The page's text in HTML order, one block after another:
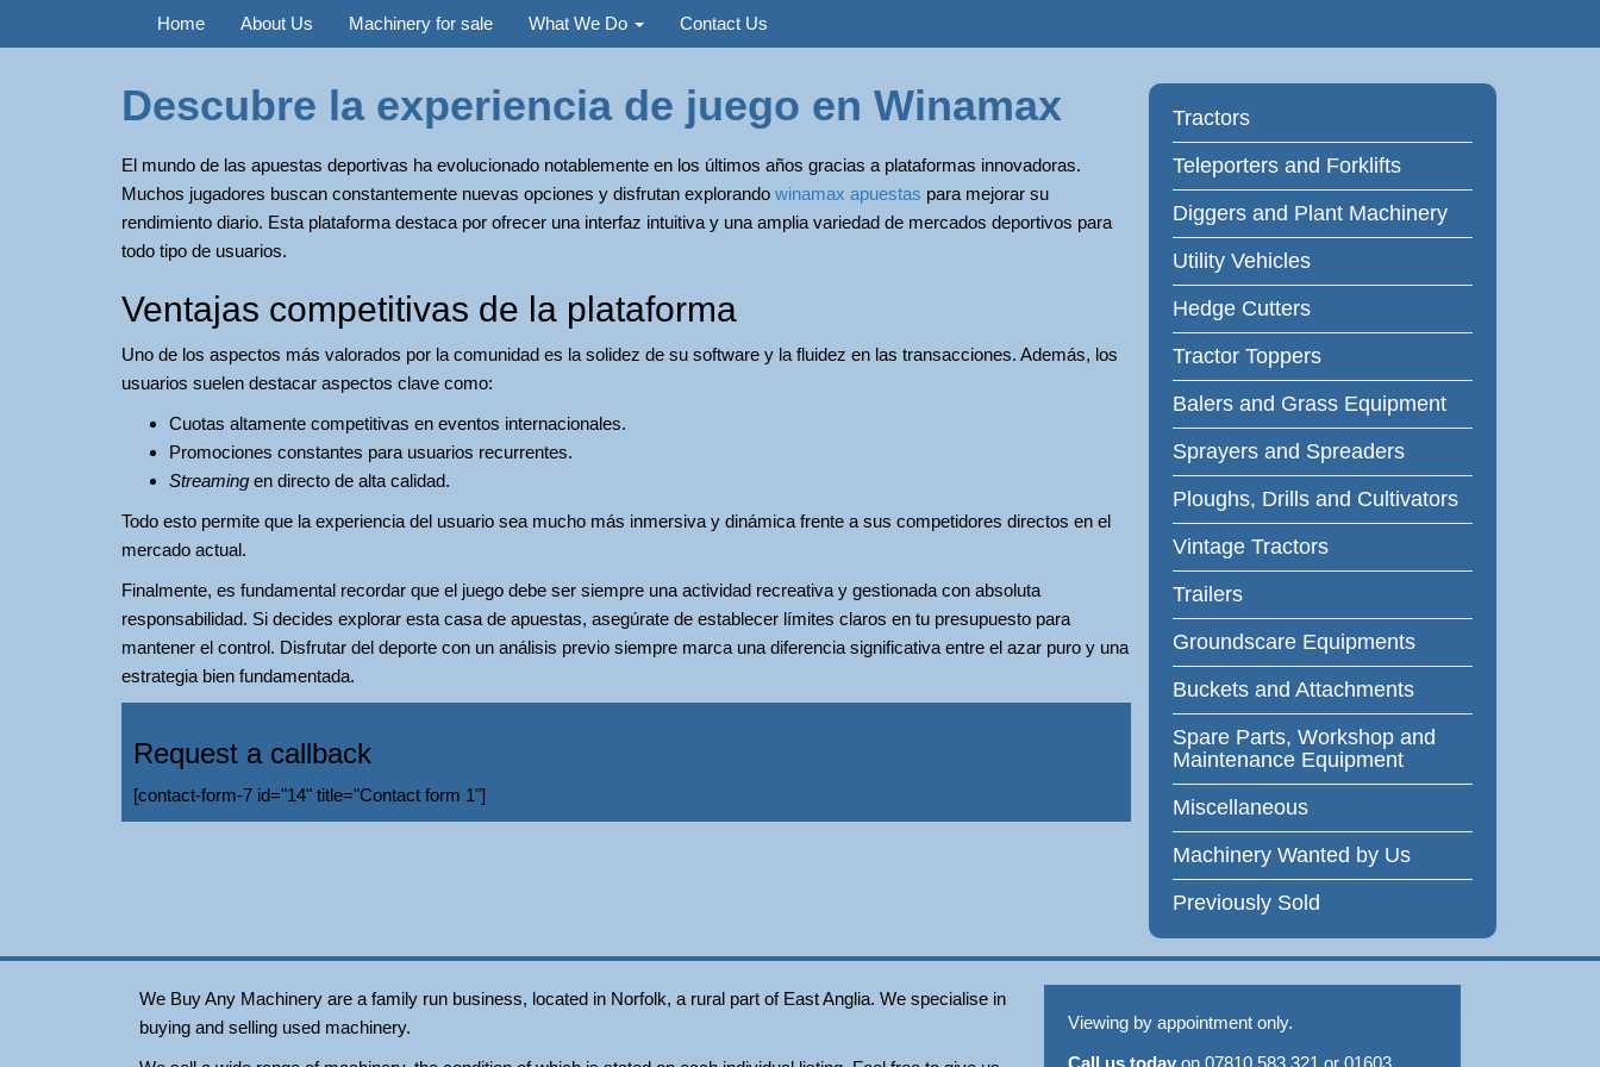
Home About Us Machinery for sale What We Do Contact Us
Descubre la experiencia de juego en Winamax
El mundo de las apuestas deportivas ha evolucionado notablemente en los últimos años gracias a plataformas innovadoras.
Muchos jugadores buscan constantemente nuevas opciones y disfrutan explorando winamax apuestas para mejorar su
rendimiento diario. Esta plataforma destaca por ofrecer una interfaz intuitiva y una amplia variedad de mercados deportivos para
todo tipo de usuarios.
Ventajas competitivas de la plataforma
Uno de los aspectos más valorados por la comunidad es la solidez de su software y la fluidez en las transacciones. Además, los
usuarios suelen destacar aspectos clave como:
Cuotas altamente competitivas en eventos internacionales.
Promociones constantes para usuarios recurrentes.
Streaming en directo de alta calidad.
Todo esto permite que la experiencia del usuario sea mucho más inmersiva y dinámica frente a sus competidores directos en el
mercado actual.
Finalmente, es fundamental recordar que el juego debe ser siempre una actividad recreativa y gestionada con absoluta
responsabilidad. Si decides explorar esta casa de apuestas, asegúrate de establecer límites claros en tu presupuesto para
mantener el control. Disfrutar del deporte con un análisis previo siempre marca una diferencia significativa entre el azar puro y una
estrategia bien fundamentada.
Request a callback
[contact-form-7 id="14" title="Contact form 1"]
Tractors
Teleporters and Forklifts
Diggers and Plant Machinery
Utility Vehicles
Hedge Cutters
Tractor Toppers
Balers and Grass Equipment
Sprayers and Spreaders
Ploughs, Drills and Cultivators
Vintage Tractors
Trailers
Groundscare Equipments
Buckets and Attachments
Spare Parts, Workshop and
Maintenance Equipment
Miscellaneous
Machinery Wanted by Us
Previously Sold
We Buy Any Machinery are a family run business, located in Norfolk, a rural part of East Anglia. We specialise in
buying and selling used machinery.
Viewing by appointment only.
Call us today on 07810 583 321 or 01603